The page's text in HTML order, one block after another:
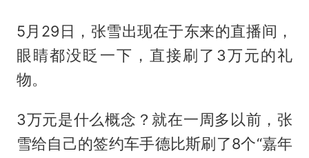
5月29日，张雪出现在于东来的直播间，
眼睛都没眨一下，直接刷了3万元的礼
物。
3万元是什么概念？就在一周多以前，张
雪给自己的签约车手德比斯刷了8个“嘉年